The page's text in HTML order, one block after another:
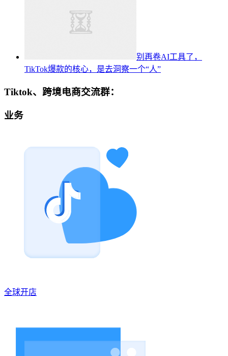
别再卷AI工具了，
TikTok爆款的核心，是去洞察一个“人”
Tiktok、跨境电商交流群：
业务
全球开店